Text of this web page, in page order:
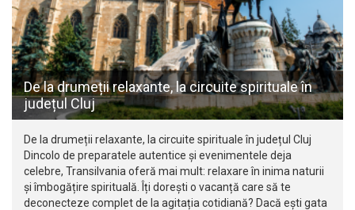
De la drumeții relaxante, la circuite spirituale în
județul Cluj
De la drumeții relaxante, la circuite spirituale în județul Cluj
Dincolo de preparatele autentice și evenimentele deja
celebre, Transilvania oferă mai mult: relaxare în inima naturii
și îmbogățire spirituală. Îți dorești o vacanță care să te
deconecteze complet de la agitația cotidiană? Dacă ești gata